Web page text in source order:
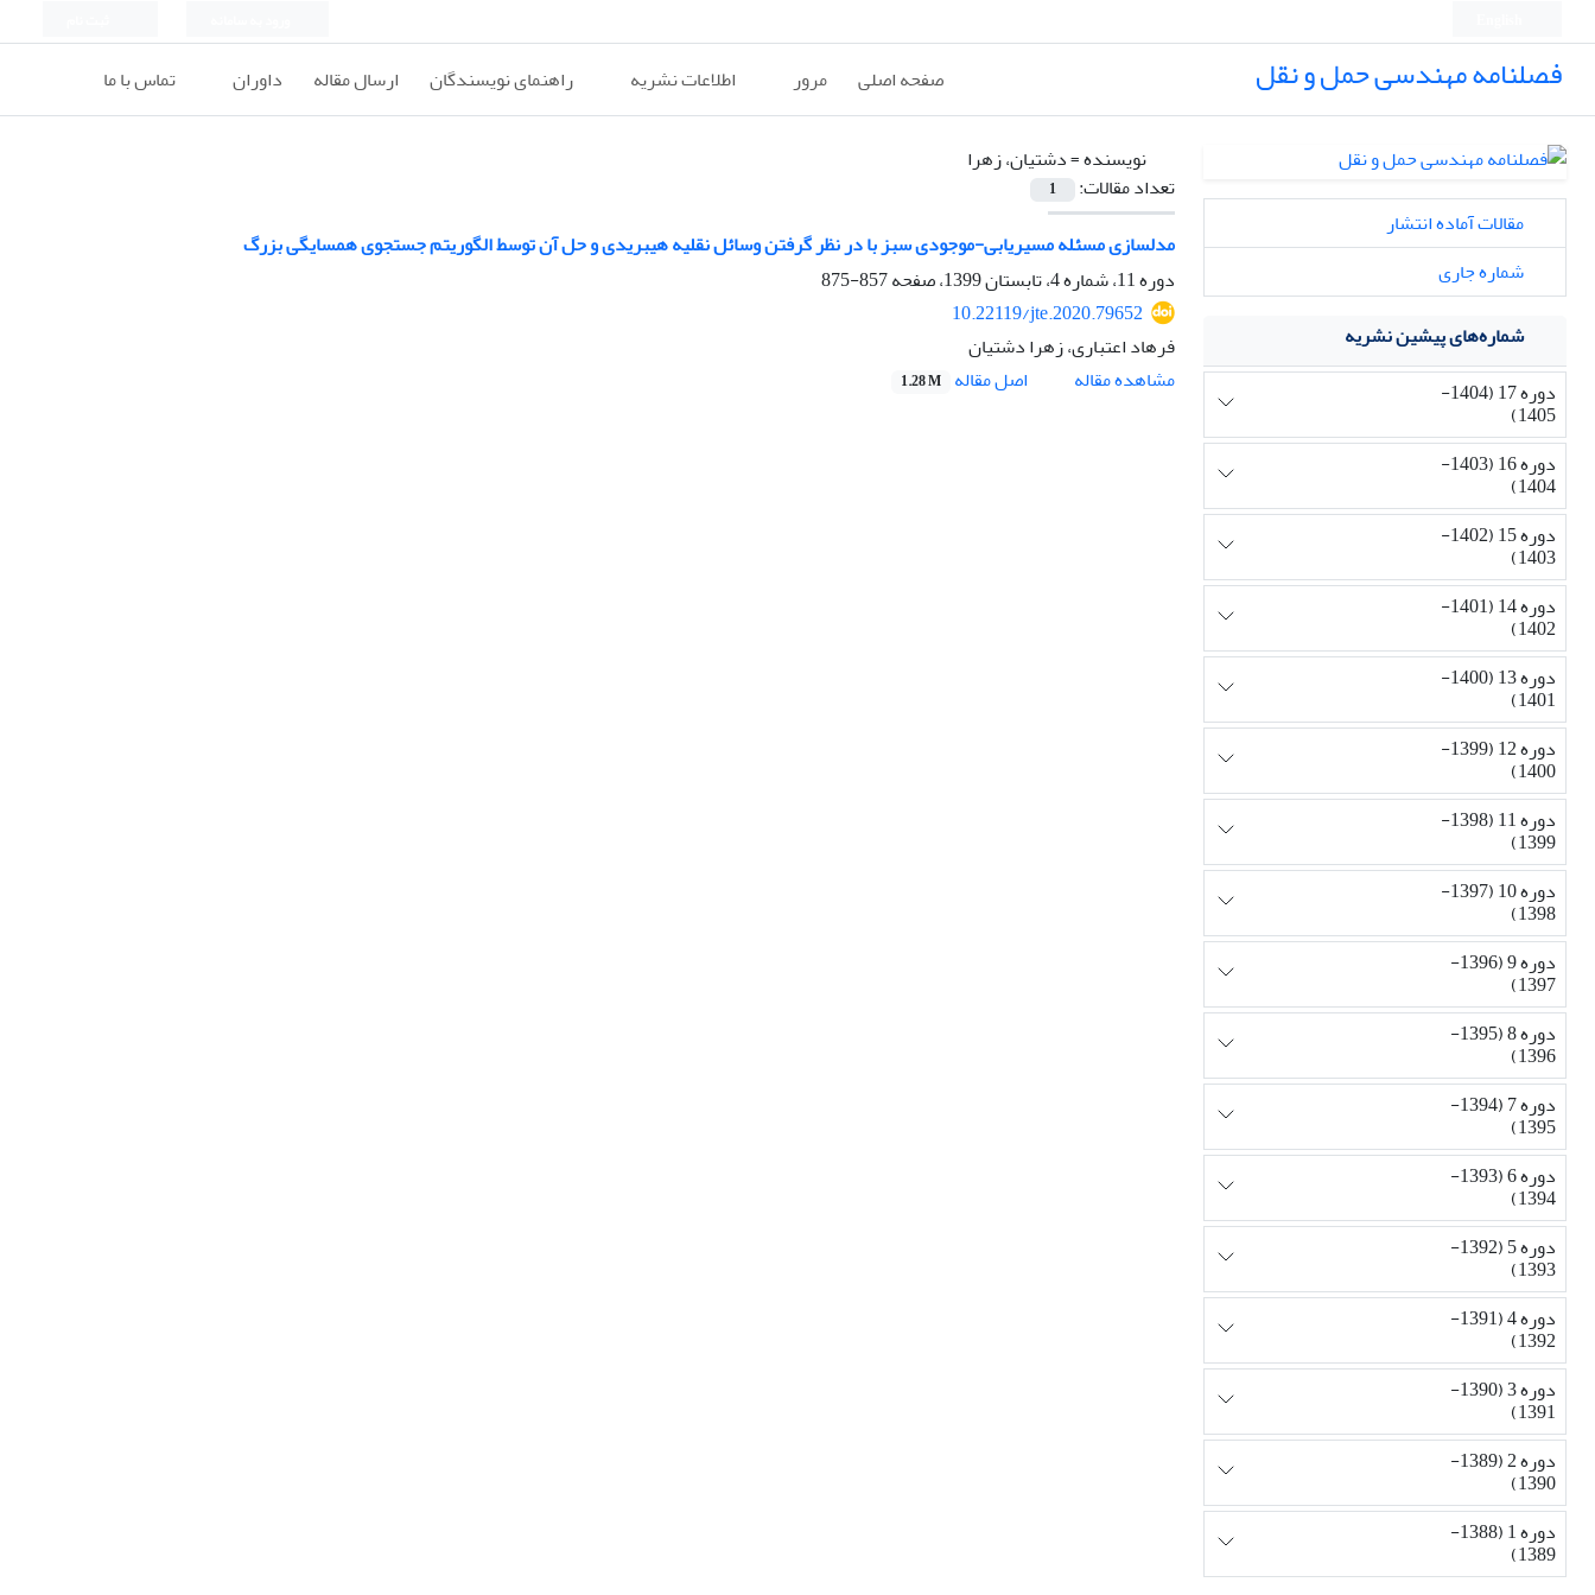
فصلنامه مهندسی حمل و نقل صفحه اصلی مرور اطلاعات نشریه راهنمای نویسندگان ارسال مقاله داوران تماس با ما
نویسنده =دشتیان، زهرا
تعداد مقالات:
1
مدلسازی مسئله مسیریابی-موجودی سبز با در نظر گرفتن وسائل نقلیه هیبریدی و حل آن توسط الگوریتم جستجوی همسایگی بزرگ
دوره 11، شماره 4، تابستان 1399، صفحه
857-875
10.22119/jte.2020.79652
فرهاد اعتباری، زهرا دشتیان
مشاهده مقاله
اصل مقاله 1.28 M
مقالات آماده انتشار
شماره جاری
شماره‌های پیشین نشریه
دوره 17 (1404-
1405)
دوره 16 (1403-
1404)
دوره 15 (1402-
1403)
دوره 14 (1401-
1402)
دوره 13 (1400-
1401)
دوره 12 (1399-
1400)
دوره 11 (1398-
1399)
دوره 10 (1397-
1398)
دوره 9 (1396-
1397)
دوره 8 (1395-
1396)
دوره 7 (1394-
1395)
دوره 6 (1393-
1394)
دوره 5 (1392-
1393)
دوره 4 (1391-
1392)
دوره 3 (1390-
1391)
دوره 2 (1389-
1390)
دوره 1 (1388-
1389)